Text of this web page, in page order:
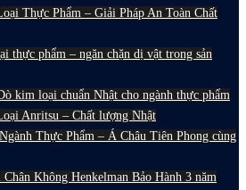
Thực Phẩm – Giải Pháp An Toàn Chất
thực phẩm – ngăn chặn dị vật trong sản
kim loại chuẩn Nhật cho ngành thực phẩm
Anritsu – Chất lượng Nhật
Thực Phẩm – Á Châu Tiên Phong cùng
Không Henkelman Bảo Hành 3 năm